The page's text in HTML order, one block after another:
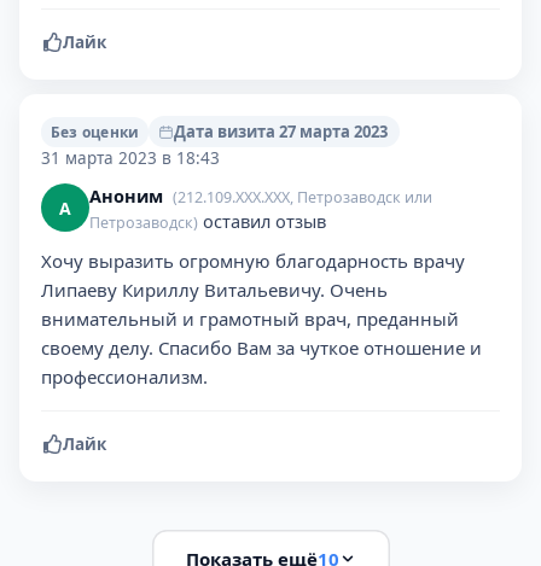
Лайк
Без оценки
Дата визита 27 марта 2023
31 марта 2023 в 18:43
А Аноним (212.109.XXX.XXX, Петрозаводск или
Петрозаводск) оставил отзыв
Хочу выразить огромную благодарность врачу
Липаеву Кириллу Витальевичу. Очень
внимательный и грамотный врач, преданный
своему делу. Спасибо Вам за чуткое отношение и
профессионализм.
Лайк
Показать ещё10